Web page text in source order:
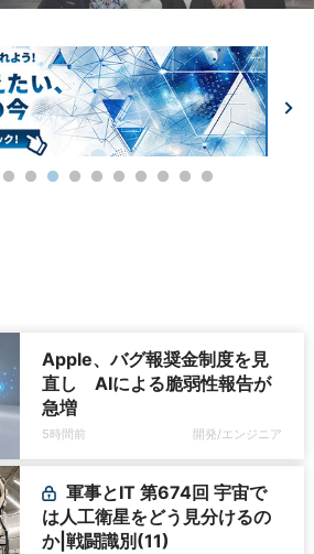
Apple、バグ報奨金制度を見
直し AIによる脆弱性報告が
急増
5時間前 開発/エンジニア
は人工衛星をどう見分けるの
か|戦闘識別(11)